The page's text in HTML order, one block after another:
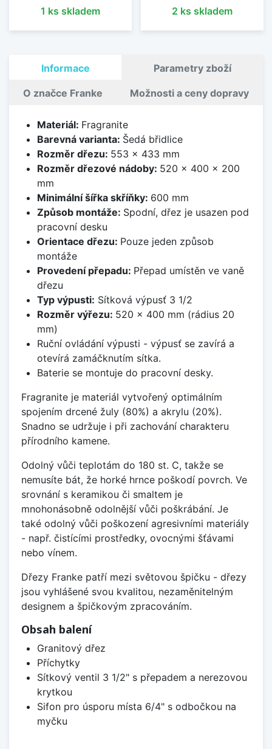
1 ks skladem 2 ks skladem
Informace Parametry zboží
O značce Franke Možnosti a ceny dopravy
Materiál: Fragranite
Barevná varianta: Šedá břidlice
Rozměr dřezu: 553 x 433 mm
Rozměr dřezové nádoby: 520 x 400 x 200
mm
Minimální šířka skříňky: 600 mm
Způsob montáže: Spodní, dřez je usazen pod
pracovní desku
Orientace dřezu: Pouze jeden způsob
montáže
Provedení přepadu: Přepad umístěn ve vaně
dřezu
Typ výpusti: Sítková výpusť 3 1/2
Rozměr výřezu: 520 x 400 mm (rádius 20
mm)
Ruční ovládání výpusti - výpusť se zavírá a
otevírá zamáčknutím sítka.
Baterie se montuje do pracovní desky.
Fragranite je materiál vytvořený optimálním
spojením drcené žuly (80%) a akrylu (20%).
Snadno se udržuje i při zachování charakteru
přírodního kamene.
Odolný vůči teplotám do 180 st. C, takže se
nemusíte bát, že horké hrnce poškodí povrch. Ve
srovnání s keramikou či smaltem je
mnohonásobně odolnější vůči poškrábání. Je
také odolný vůči poškození agresivními materiály
- např. čistícími prostředky, ovocnými šťávami
nebo vínem.
Dřezy Franke patří mezi světovou špičku - dřezy
jsou vyhlášené svou kvalitou, nezaměnitelným
designem a špičkovým zpracováním.
Obsah balení
Granitový dřez
Příchytky
Sítkový ventil 3 1/2" s přepadem a nerezovou
krytkou
Sifon pro úsporu místa 6/4" s odbočkou na
myčku